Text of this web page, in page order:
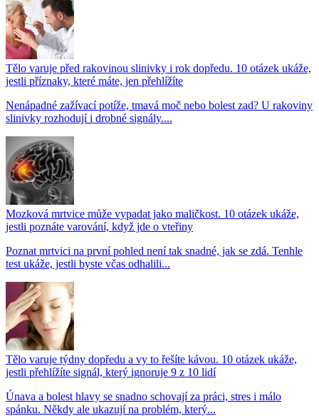
Tělo varuje před rakovinou slinivky i rok dopředu. 10 otázek ukáže,
jestli příznaky, které máte, jen přehlížíte
Nenápadné zažívací potíže, tmavá moč nebo bolest zad? U rakoviny
slinivky rozhodují i drobné signály....
Mozková mrtvice může vypadat jako maličkost. 10 otázek ukáže,
jestli poznáte varování, když jde o vteřiny
Poznat mrtvici na první pohled není tak snadné, jak se zdá. Tenhle
test ukáže, jestli byste včas odhalili...
Tělo varuje týdny dopředu a vy to řešíte kávou. 10 otázek ukáže,
jestli přehlížíte signál, který ignoruje 9 z 10 lidí
Únava a bolest hlavy se snadno schovají za práci, stres i málo
spánku. Někdy ale ukazují na problém, který...